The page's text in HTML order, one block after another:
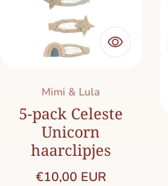
Merk:
Mimi & Lula
5-pack Celeste
Unicorn
haarclipjes
Normale prijs
€10,00 EUR